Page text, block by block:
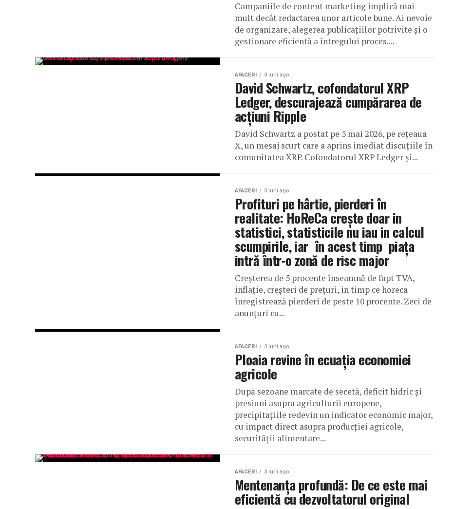
Campaniile de content marketing implică mai
mult decât redactarea unor articole bune. Ai nevoie
de organizare, alegerea publicațiilor potrivite și o
gestionare eficientă a întregului proces....
AFACERI 3 luni ago
David Schwartz, cofondatorul XRP
Ledger, descurajează cumpărarea de
acțiuni Ripple
David Schwartz a postat pe 5 mai 2026, pe rețeaua
X, un mesaj scurt care a aprins imediat discuțiile în
comunitatea XRP. Cofondatorul XRP Ledger și...
AFACERI 3 luni ago
Profituri pe hârtie, pierderi în
realitate: HoReCa crește doar in
statistici, statisticile nu iau in calcul
scumpirile, iar în acest timp piața
intră într-o zonă de risc major
Creșterea de 5 procente înseamnă de fapt TVA,
inflație, creșteri de prețuri, in timp ce horeca
înregistrează pierderi de peste 10 procente. Zeci de
anunțuri cu...
AFACERI 3 luni ago
Ploaia revine în ecuația economiei
agricole
După sezoane marcate de secetă, deficit hidric și
presiuni asupra agriculturii europene,
precipitațiile redevin un indicator economic major,
cu impact direct asupra producției agricole,
securității alimentare...
AFACERI 3 luni ago
Mentenanța profundă: De ce este mai
eficientă cu dezvoltatorul original